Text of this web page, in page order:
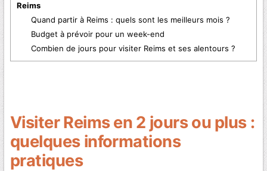
Reims
Quand partir à Reims : quels sont les meilleurs mois ?
Budget à prévoir pour un week-end
Combien de jours pour visiter Reims et ses alentours ?
Visiter Reims en 2 jours ou plus :
quelques informations
pratiques